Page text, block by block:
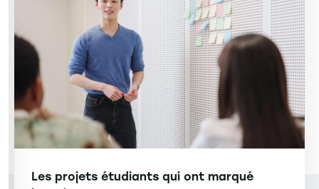
Les projets étudiants qui ont marqué